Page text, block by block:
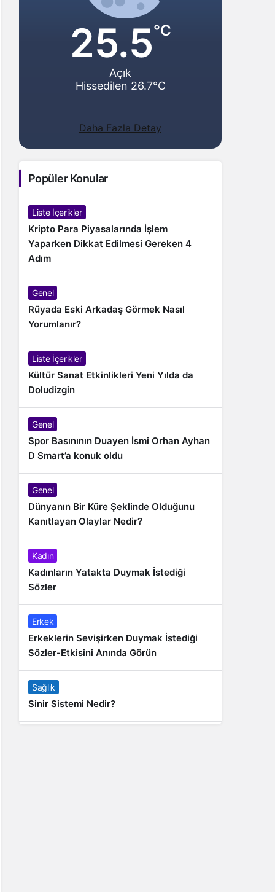
25.5°C
Açık
Hissedilen 26.7°C
Daha Fazla Detay
Popüler Konular
Liste İçerikler
Kripto Para Piyasalarında İşlem
Yaparken Dikkat Edilmesi Gereken 4
Adım
Genel
Rüyada Eski Arkadaş Görmek Nasıl
Yorumlanır?
Liste İçerikler
Kültür Sanat Etkinlikleri Yeni Yılda da
Doludizgin
Genel
Spor Basınının Duayen İsmi Orhan Ayhan
D Smart’a konuk oldu
Genel
Dünyanın Bir Küre Şeklinde Olduğunu
Kanıtlayan Olaylar Nedir?
Kadın
Kadınların Yatakta Duymak İstediği
Sözler
Erkek
Erkeklerin Sevişirken Duymak İstediği
Sözler-Etkisini Anında Görün
Sağlık
Sinir Sistemi Nedir?